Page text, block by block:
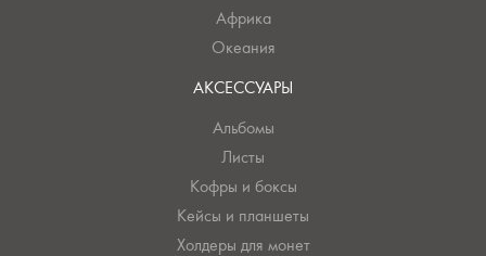
Африка
Океания
АКСЕССУАРЫ
Альбомы
Листы
Кофры и боксы
Кейсы и планшеты
Холдеры для монет